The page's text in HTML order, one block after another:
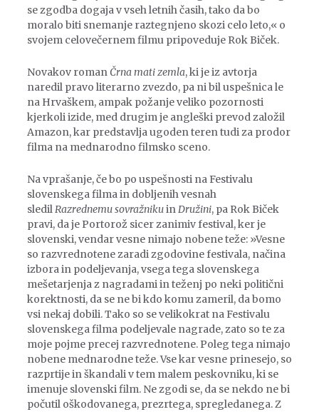
se zgodba dogaja v vseh letnih časih, tako da bo
moralo biti snemanje raztegnjeno skozi celo leto,« o
svojem celovečernem filmu pripoveduje Rok Biček.
Novakov roman Črna mati zemla, ki je iz avtorja
naredil pravo literarno zvezdo, pa ni bil uspešnica le
na Hrvaškem, ampak požanje veliko pozornosti
kjerkoli izide, med drugim je angleški prevod založil
Amazon, kar predstavlja ugoden teren tudi za prodor
filma na mednarodno filmsko sceno.
Na vprašanje, če bo po uspešnosti na Festivalu
slovenskega filma in dobljenih vesnah
sledilRazrednemu sovražnikuinDružini, pa Rok Biček
pravi, da je Portorož sicer zanimiv festival, ker je
slovenski, vendar vesne nimajo nobene teže: »Vesne
so razvrednotene zaradi zgodovine festivala, načina
izbora in podeljevanja, vsega tega slovenskega
mešetarjenja z nagradami in teženj po neki politični
korektnosti, da se ne bi kdo komu zameril, da bomo
vsi nekaj dobili. Tako so se velikokrat na Festivalu
slovenskega filma podeljevale nagrade, zato so te za
moje pojme precej razvrednotene. Poleg tega nimajo
nobene mednarodne teže. Vse kar vesne prinesejo, so
razprtije in škandali v tem malem peskovniku, ki se
imenuje slovenski film. Ne zgodi se, da se nekdo ne bi
počutil oškodovanega, prezrtega, spregledanega. Z